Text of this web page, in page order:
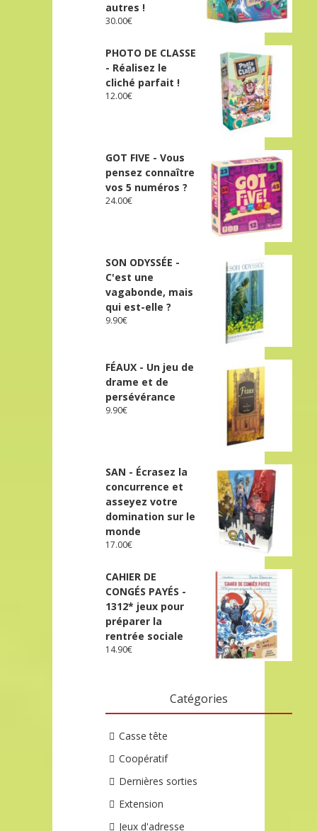
autres !
30.00€
PHOTO DE CLASSE
- Réalisez le
cliché parfait !
12.00€
GOT FIVE - Vous
pensez connaître
vos 5 numéros ?
24.00€
SON ODYSSÉE -
C'est une
vagabonde, mais
qui est-elle ?
9.90€
FÉAUX - Un jeu de
drame et de
persévérance
9.90€
SAN - Écrasez la
concurrence et
asseyez votre
domination sur le
monde
17.00€
CAHIER DE
CONGÉS PAYÉS -
1312* jeux pour
préparer la
rentrée sociale
14.90€
Catégories
Casse tête
Coopératif
Dernières sorties
Extension
Jeux d'adresse